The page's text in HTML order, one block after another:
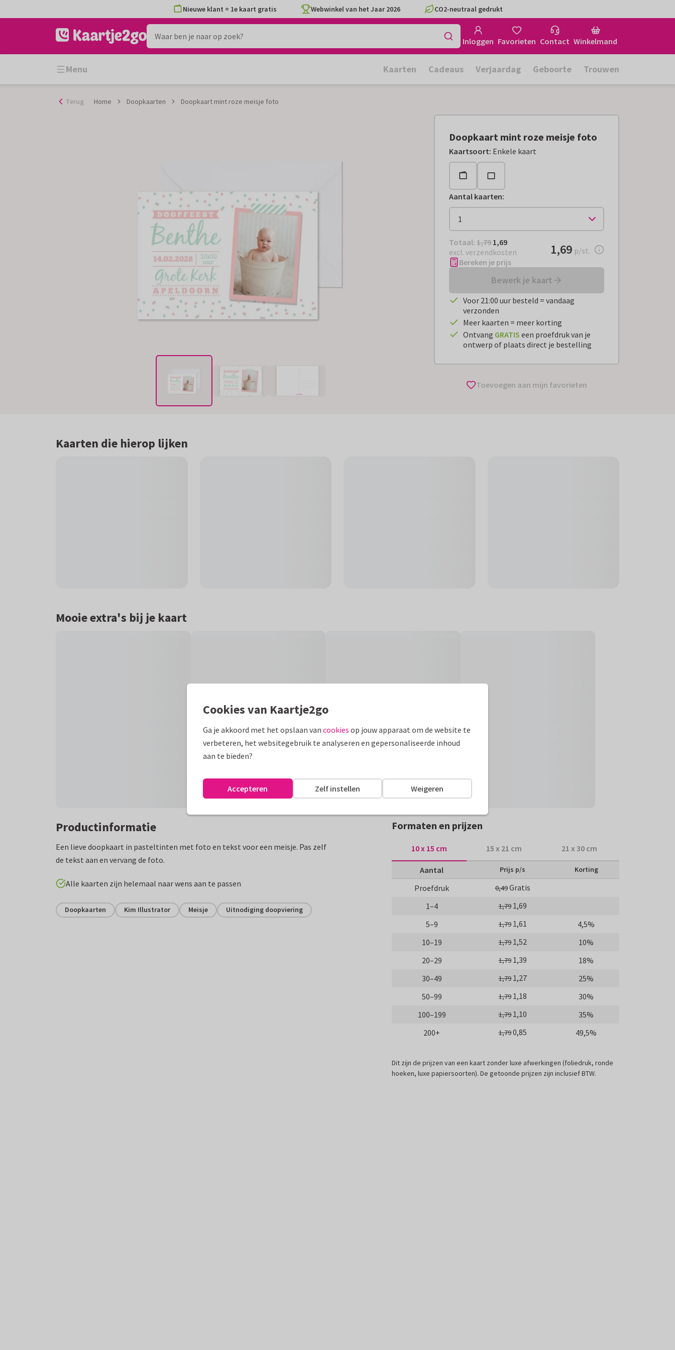
naar
Nieuwe klant = 1e kaart gratis Webwinkel van het Jaar 2026 CO2-neutraal gedrukt
Inloggen Favorieten Contact Winkelmand
Menu Kaarten Cadeaus Verjaardag Geboorte Trouwen
Terug Home Doopkaarten Doopkaart mint roze meisje foto
Doopkaart mint roze meisje foto
Kaartsoort: Enkele kaart
Aantal kaarten:
Totaal: € 1,69
Totaal: 1,79 1,69
excl. verzendkosten
€ 1,69per stuk
1,69 p/st.
Bereken je prijs
Bewerk je kaart
Voor 21:00 uur besteld = vandaag
verzonden
Meer kaarten = meer korting
Ontvang GRATIS een proefdruk van je
ontwerp of plaats direct je bestelling
Toevoegen aan mijn favorieten
Kaarten die hierop lijken
Mooie extra's bij je kaart
Productinformatie
Een lieve doopkaart in pasteltinten met foto en tekst voor een meisje. Pas zelf
de tekst aan en vervang de foto.
Alle kaarten zijn helemaal naar wens aan te passen
Doopkaarten Kim Illustrator Meisje Uitnodiging doopviering
Formaten en prijzen
10 x 15 cm 15 x 21 cm 21 x 30 cm
Aantal Prijs p/s Korting
Proefdruk 0,49Gratis
1–4
1,79 1,69
5–9
1,79 1,61
4,5%
10–19
1,79 1,52
10%
20–29
1,79 1,39
18%
30–49
1,79 1,27
25%
50–99
1,79 1,18
30%
100–199
1,79 1,10
35%
200+
1,790,85 49,5%
Dit zijn de prijzen van een kaart zonder luxe afwerkingen (foliedruk, ronde
hoeken, luxe papiersoorten). De getoonde prijzen zijn inclusief BTW.
Cookies van Kaartje2go
Ga je akkoord met het opslaan van cookies op jouw apparaat om de website te
verbeteren, het websitegebruik te analyseren en gepersonaliseerde inhoud
aan te bieden?
Weigeren
Zelf instellen
Accepteren